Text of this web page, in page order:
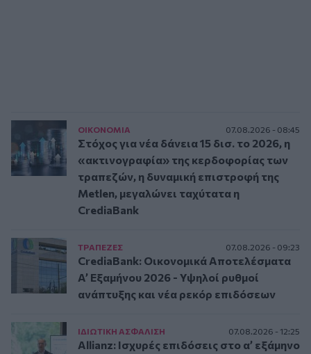
ΟΙΚΟΝΟΜΙΑ 07.08.2026 - 08:45
Στόχος για νέα δάνεια 15 δισ. το 2026, η
«ακτινογραφία» της κερδοφορίας των
τραπεζών, η δυναμική επιστροφή της
Metlen, μεγαλώνει ταχύτατα η
CrediaBank
ΤΡAΠΕΖΕΣ 07.08.2026 - 09:23
CrediaBank: Οικονομικά Αποτελέσματα
A’ Εξαμήνου 2026 - Υψηλοί ρυθμοί
ανάπτυξης και νέα ρεκόρ επιδόσεων
ΙΔΙΩΤΙΚΗ ΑΣΦAΛΙΣΗ 07.08.2026 - 12:25
Allianz: Ισχυρές επιδόσεις στο α’ εξάμηνο